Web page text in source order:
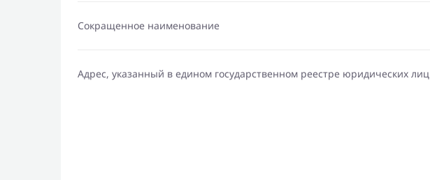
Сокращенное наименование
Адрес, указанный в едином государственном реестре юридических лиц